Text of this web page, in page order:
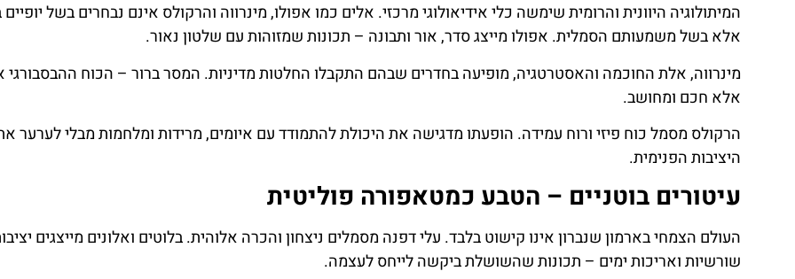
המיתולוגיה היוונית והרומית שימשה כלי אידיאולוגי מרכזי. אלים כמו אפולו, מינרווה והרקולס אינם נבחרים בשל
אלא בשל משמעותם הסמלית. אפולו מייצג סדר, אור ותבונה – תכונות שמזוהות עם שלטון נאור.
מינרווה, אלת החוכמה והאסטרטגיה, מופיעה בחדרים שבהם התקבלו החלטות מדיניות. המסר ברור – הכוח ההבסבורגי
אלא חכם ומחושב.
הרקולס מסמל כוח פיזי ורוח עמידה. הופעתו מדגישה את היכולת להתמודד עם איומים, מרידות ומלחמות מבלי לערער
היציבות הפנימית.
עיטורים בוטניים – הטבע כמטאפורה פוליטית
העולם הצמחי בארמון שנברון אינו קישוט בלבד. עלי דפנה מסמלים ניצחון והכרה אלוהית. בלוטים ואלונים מייצגים
שורשיות ואריכות ימים – תכונות שהשושלת ביקשה לייחס לעצמה.